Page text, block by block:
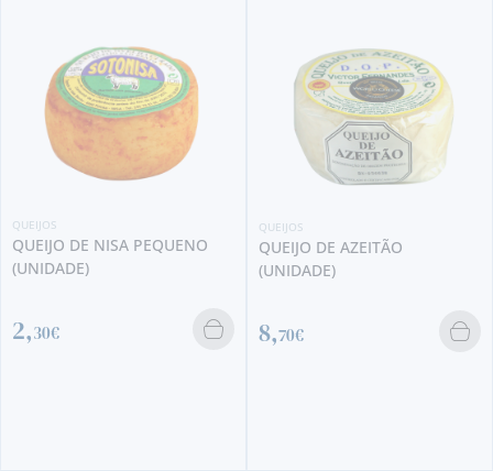
QUEIJOS
QUEIJO DE NISA PEQUENO
(UNIDADE)
2,30€
QUEIJOS
QUEIJO DE AZEITÃO
(UNIDADE)
8,70€